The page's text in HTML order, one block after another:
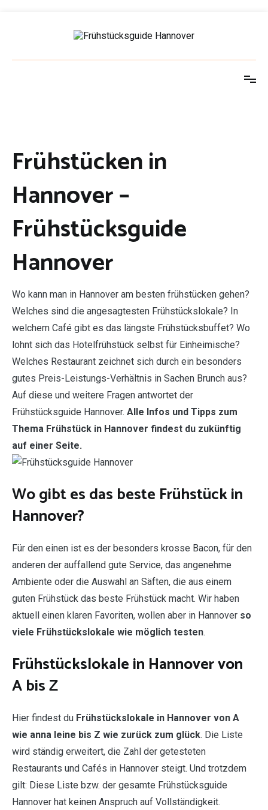
Frühstücken in
Hannover –
Frühstücksguide
Hannover
Wo kann man in Hannover am besten frühstücken gehen?
Welches sind die angesagtesten Frühstückslokale? In
welchem Café gibt es das längste Frühstücksbuffet? Wo
lohnt sich das Hotelfrühstück selbst für Einheimische?
Welches Restaurant zeichnet sich durch ein besonders
gutes Preis-Leistungs-Verhältnis in Sachen Brunch aus?
Auf diese und weitere Fragen antwortet der
Frühstücksguide Hannover. Alle Infos und Tipps zum
Thema Frühstück in Hannover findest du zukünftig
auf einer Seite.
Wo gibt es das beste Frühstück in
Hannover?
Für den einen ist es der besonders krosse Bacon, für den
anderen der auffallend gute Service, das angenehme
Ambiente oder die Auswahl an Säften, die aus einem
guten Frühstück das beste Frühstück macht. Wir haben
aktuell einen klaren Favoriten, wollen aber in Hannover so
viele Frühstückslokale wie möglich testen.
Frühstückslokale in Hannover von
A bis Z
Hier findest du Frühstückslokale in Hannover von A
wie anna leine bis Z wie zurück zum glück. Die Liste
wird ständig erweitert, die Zahl der getesteten
Restaurants und Cafés in Hannover steigt. Und trotzdem
gilt: Diese Liste bzw. der gesamte Frühstücksguide
Hannover hat keinen Anspruch auf Vollständigkeit.